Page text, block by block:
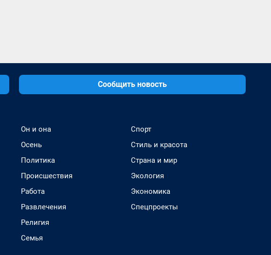
Сообщить новость
Он и она
Осень
Политика
Происшествия
Работа
Развлечения
Религия
Семья
Спорт
Стиль и красота
Страна и мир
Экология
Экономика
Спецпроекты